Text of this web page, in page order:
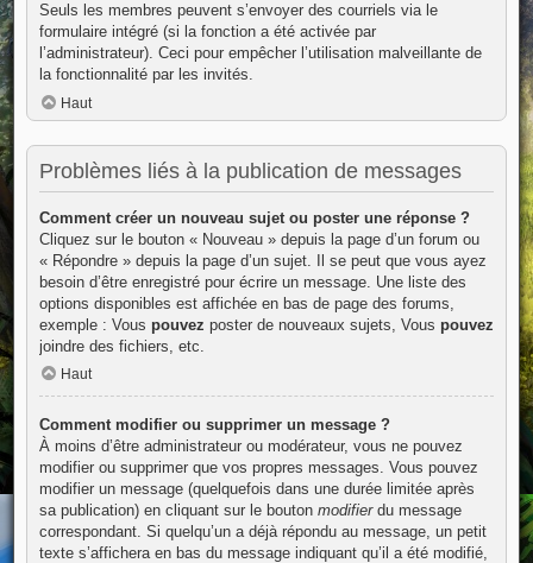
Seuls les membres peuvent s’envoyer des courriels via le
formulaire intégré (si la fonction a été activée par
l’administrateur). Ceci pour empêcher l’utilisation malveillante de
la fonctionnalité par les invités.
Haut
Problèmes liés à la publication de messages
Comment créer un nouveau sujet ou poster une réponse ?
Cliquez sur le bouton « Nouveau » depuis la page d’un forum ou
« Répondre » depuis la page d’un sujet. Il se peut que vous ayez
besoin d’être enregistré pour écrire un message. Une liste des
options disponibles est affichée en bas de page des forums,
exemple : Vous pouvez poster de nouveaux sujets, Vous pouvez
joindre des fichiers, etc.
Haut
Comment modifier ou supprimer un message ?
À moins d’être administrateur ou modérateur, vous ne pouvez
modifier ou supprimer que vos propres messages. Vous pouvez
modifier un message (quelquefois dans une durée limitée après
sa publication) en cliquant sur le bouton modifierdu message
correspondant. Si quelqu’un a déjà répondu au message, un petit
texte s’affichera en bas du message indiquant qu’il a été modifié,